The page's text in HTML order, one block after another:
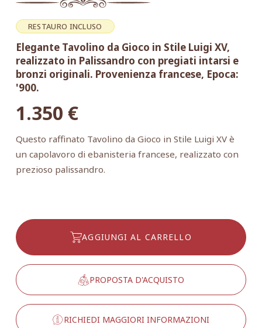
RESTAURO INCLUSO
Elegante Tavolino da Gioco in Stile Luigi XV,
realizzato in Palissandro con pregiati intarsi e
bronzi originali. Provenienza francese, Epoca:
'900.
1.350 €
Questo raffinato Tavolino da Gioco in Stile Luigi XV è
un capolavoro di ebanisteria francese, realizzato con
prezioso palissandro.
AGGIUNGI AL CARRELLO
PROPOSTA D'ACQUISTO
RICHIEDI MAGGIORI INFORMAZIONI